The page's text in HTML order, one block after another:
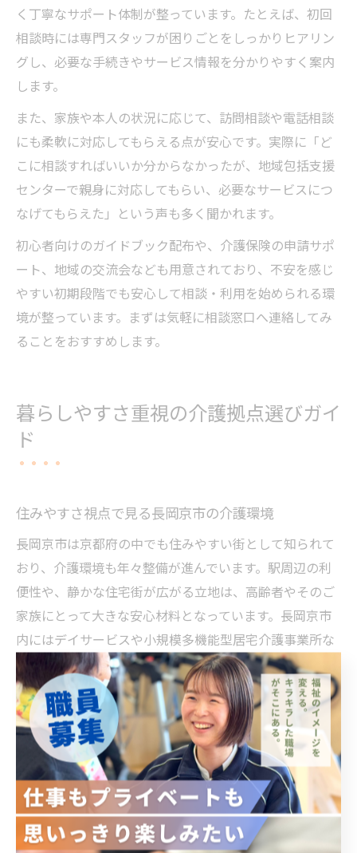
く丁寧なサポート体制が整っています。たとえば、初回
相談時には専門スタッフが困りごとをしっかりヒアリン
グし、必要な手続きやサービス情報を分かりやすく案内
します。
また、家族や本人の状況に応じて、訪問相談や電話相談
にも柔軟に対応してもらえる点が安心です。実際に「ど
こに相談すればいいか分からなかったが、地域包括支援
センターで親身に対応してもらい、必要なサービスにつ
なげてもらえた」という声も多く聞かれます。
初心者向けのガイドブック配布や、介護保険の申請サポ
ート、地域の交流会なども用意されており、不安を感じ
やすい初期段階でも安心して相談・利用を始められる環
境が整っています。まずは気軽に相談窓口へ連絡してみ
ることをおすすめします。
暮らしやすさ重視の介護拠点選びガイ
ド
住みやすさ視点で見る長岡京市の介護環境
長岡京市は京都府の中でも住みやすい街として知られて
おり、介護環境も年々整備が進んでいます。駅周辺の利
便性や、静かな住宅街が広がる立地は、高齢者やそのご
家族にとって大きな安心材料となっています。長岡京市
内にはデイサービスや小規模多機能型居宅介護事業所な
ど、地域密着型の介護サービスが複数存在し、利用者の
ニーズに合わせた柔軟な支援が受けられます。
とくに、地域包括支援センターや市役所の介護相談窓口
では、介護サービスの利用方法や申請手続きについて専
門スタッフが丁寧に案内してくれるのが特徴です。これ
により、初めて介護に直面するご家族も安心して相談を
始めることができるでしょう。例えば、認知症の疑いが
ある場合や、在宅介護の負担が増えた際の相談事例も多